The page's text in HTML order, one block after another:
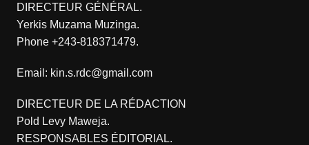
DIRECTEUR GÉNÉRAL.
Yerkis Muzama Muzinga.
Phone +243-818371479.
Email: kin.s.rdc@gmail.com
DIRECTEUR DE LA RÉDACTION
Pold Levy Maweja.
RESPONSABLES ÉDITORIAL.